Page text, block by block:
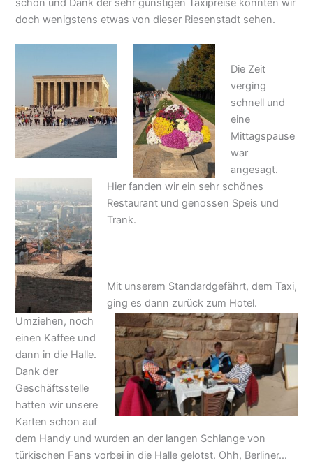
schön und Dank der sehr günstigen Taxipreise konnten wir
doch wenigstens etwas von dieser Riesenstadt sehen.
Die Zeit
verging
schnell und
eine
Mittagspause
war
angesagt.
Hier fanden wir ein sehr schönes
Restaurant und genossen Speis und
Trank.
Mit unserem Standardgefährt, dem Taxi,
ging es dann zurück zum Hotel.
Umziehen, noch
einen Kaffee und
dann in die Halle.
Dank der
Geschäftsstelle
hatten wir unsere
Karten schon auf
dem Handy und wurden an der langen Schlange von
türkischen Fans vorbei in die Halle gelotst. Ohh, Berliner…